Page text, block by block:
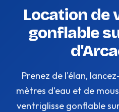
Location de
gonflable
Prenez de l'élan,
mètres d'eau et de
ventriglisse gonflable